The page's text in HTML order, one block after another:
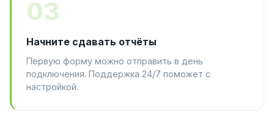
03
Начните сдавать отчёты
Первую форму можно отправить в день
подключения. Поддержка 24/7 поможет с
настройкой.